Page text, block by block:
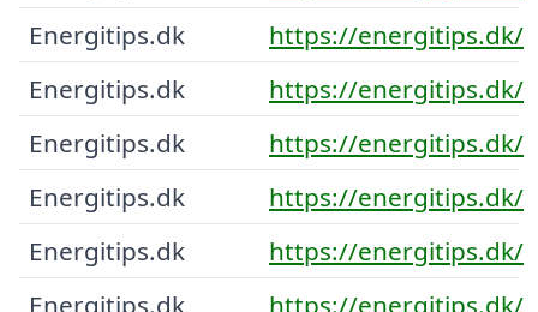
Energitips.dk
https://energitips.dk/
Energitips.dk
https://energitips.dk/
Energitips.dk
https://energitips.dk/
Energitips.dk
https://energitips.dk/
Energitips.dk
https://energitips.dk/
Energitips.dk
https://energitips.dk/